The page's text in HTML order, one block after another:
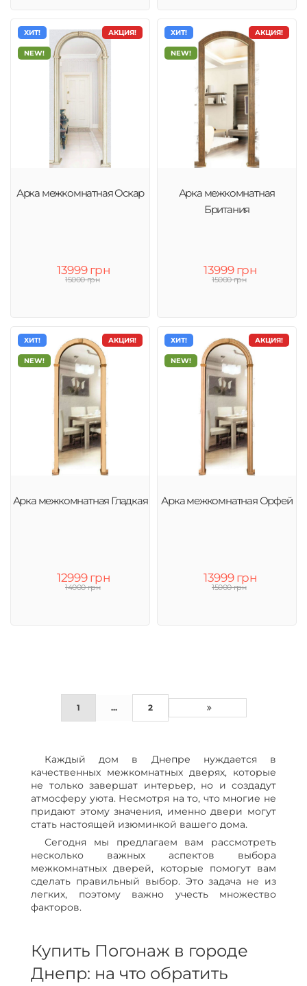
АКЦИЯ!
ХИТ!
NEW!
Арка межкомнатная Оскар
13999 грн
15000 грн
АКЦИЯ!
ХИТ!
NEW!
Арка межкомнатная
Британия
13999 грн
15000 грн
АКЦИЯ!
ХИТ!
NEW!
Арка межкомнатная Гладкая
12999 грн
14000 грн
АКЦИЯ!
ХИТ!
NEW!
Арка межкомнатная Орфей
13999 грн
15000 грн
1 ... 2
Каждый дом в Днепре нуждается в
качественных межкомнатных дверях, которые
не только завершат интерьер, но и создадут
атмосферу уюта. Несмотря на то, что многие не
придают этому значения, именно двери могут
стать настоящей изюминкой вашего дома.
Сегодня мы предлагаем вам рассмотреть
несколько важных аспектов выбора
межкомнатных дверей, которые помогут вам
сделать правильный выбор. Это задача не из
легких, поэтому важно учесть множество
факторов.
Купить Погонаж в городе
Днепр: на что обратить